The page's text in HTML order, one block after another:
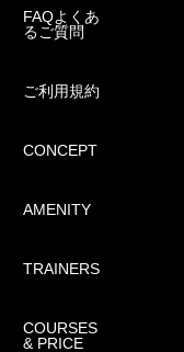
FAQよくあ
るご質問
ご利用規約
CONCEPT
AMENITY
TRAINERS
COURSES
& PRICE